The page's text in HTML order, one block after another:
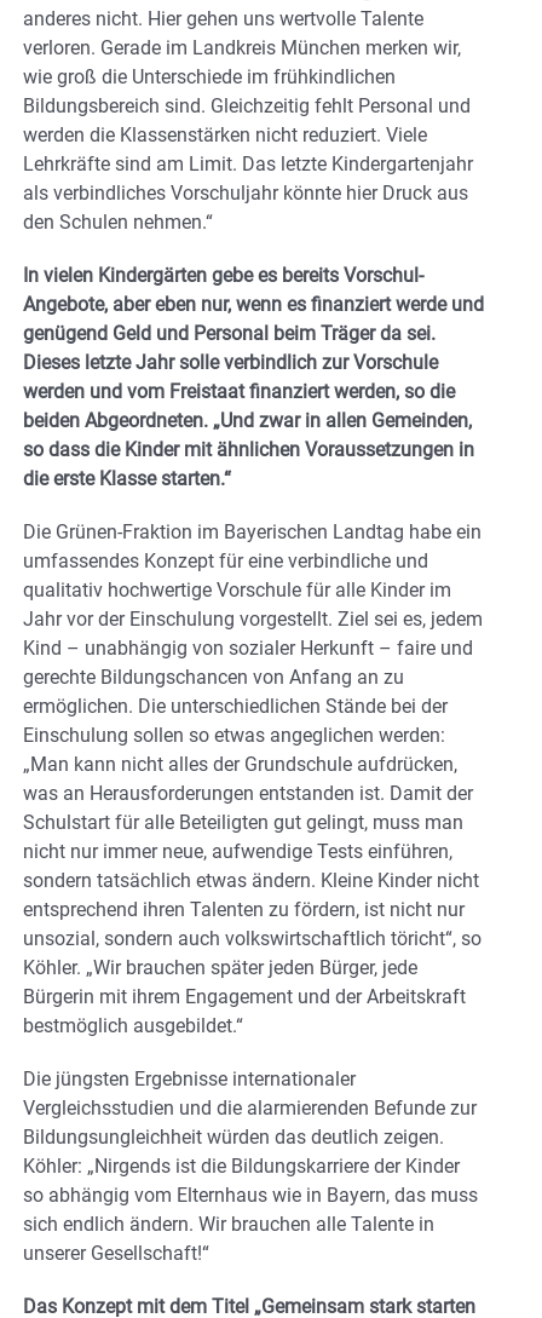
anderes nicht. Hier gehen uns wertvolle Talente
verloren. Gerade im Landkreis München merken wir,
wie groß die Unterschiede im frühkindlichen
Bildungsbereich sind. Gleichzeitig fehlt Personal und
werden die Klassenstärken nicht reduziert. Viele
Lehrkräfte sind am Limit. Das letzte Kindergartenjahr
als verbindliches Vorschuljahr könnte hier Druck aus
den Schulen nehmen.“
In vielen Kindergärten gebe es bereits Vorschul-
Angebote, aber eben nur, wenn es finanziert werde und
genügend Geld und Personal beim Träger da sei.
Dieses letzte Jahr solle verbindlich zur Vorschule
werden und vom Freistaat finanziert werden, so die
beiden Abgeordneten. „Und zwar in allen Gemeinden,
so dass die Kinder mit ähnlichen Voraussetzungen in
die erste Klasse starten.“
Die Grünen-Fraktion im Bayerischen Landtag habe ein
umfassendes Konzept für eine verbindliche und
qualitativ hochwertige Vorschule für alle Kinder im
Jahr vor der Einschulung vorgestellt. Ziel sei es, jedem
Kind – unabhängig von sozialer Herkunft – faire und
gerechte Bildungschancen von Anfang an zu
ermöglichen. Die unterschiedlichen Stände bei der
Einschulung sollen so etwas angeglichen werden:
„Man kann nicht alles der Grundschule aufdrücken,
was an Herausforderungen entstanden ist. Damit der
Schulstart für alle Beteiligten gut gelingt, muss man
nicht nur immer neue, aufwendige Tests einführen,
sondern tatsächlich etwas ändern. Kleine Kinder nicht
entsprechend ihren Talenten zu fördern, ist nicht nur
unsozial, sondern auch volkswirtschaftlich töricht“, so
Köhler. „Wir brauchen später jeden Bürger, jede
Bürgerin mit ihrem Engagement und der Arbeitskraft
bestmöglich ausgebildet.“
Die jüngsten Ergebnisse internationaler
Vergleichsstudien und die alarmierenden Befunde zur
Bildungsungleichheit würden das deutlich zeigen.
Köhler: „Nirgends ist die Bildungskarriere der Kinder
so abhängig vom Elternhaus wie in Bayern, das muss
sich endlich ändern. Wir brauchen alle Talente in
unserer Gesellschaft!“
Das Konzept mit dem Titel „Gemeinsam stark starten